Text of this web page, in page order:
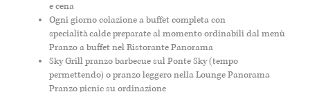
e cena
Ogni giorno colazione a buffet completa con
specialità calde preparate al momento ordinabili dal menù
Pranzo a buffet nel Ristorante Panorama
Sky Grill pranzo barbecue sul Ponte Sky (tempo
permettendo) o pranzo leggero nella Lounge Panorama
Pranzo picnic su ordinazione